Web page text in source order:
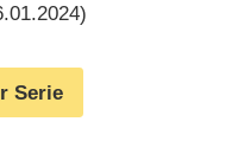
)
Serie